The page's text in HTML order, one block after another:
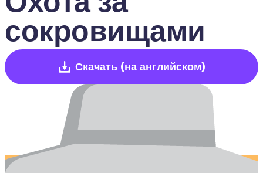
сокровищами
Скачать (на английском)